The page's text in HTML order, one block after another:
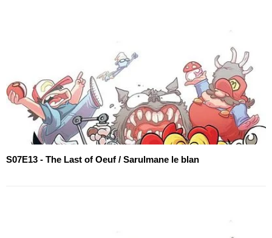
S07E13 - The Last of Oeuf / Sarulmane le blan